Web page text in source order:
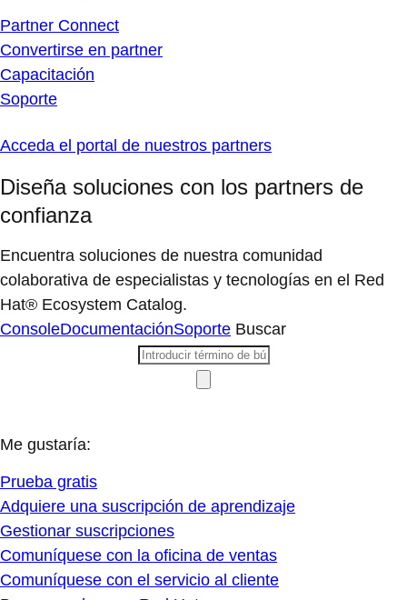
Partner Connect
Convertirse en partner
Capacitación
Soporte
Acceda el portal de nuestros partners
Diseña soluciones con los partners de
confianza
Encuentra soluciones de nuestra comunidad
colaborativa de especialistas y tecnologías en el Red
Hat® Ecosystem Catalog.
ConsoleDocumentaciónSoporte Buscar
Me gustaría:
Prueba gratis
Adquiere una suscripción de aprendizaje
Gestionar suscripciones
Comuníquese con la oficina de ventas
Comuníquese con el servicio al cliente